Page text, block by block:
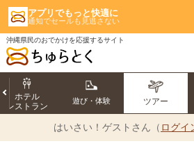
アプリでもっと快適に
通知でセールも見逃さない
沖縄県民のおでかけを応援するサイト
ホテル
レストラン
遊び・体験 ツアー
はいさい！ ゲストさん（ ログイ